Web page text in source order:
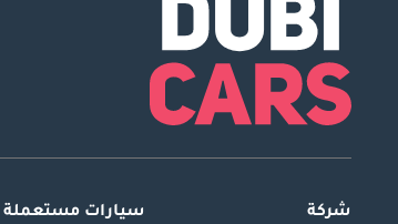
شركة
سيارات مستعملة